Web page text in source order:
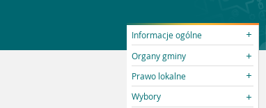
Informacje ogólne
Organy gminy
Prawo lokalne
Wybory